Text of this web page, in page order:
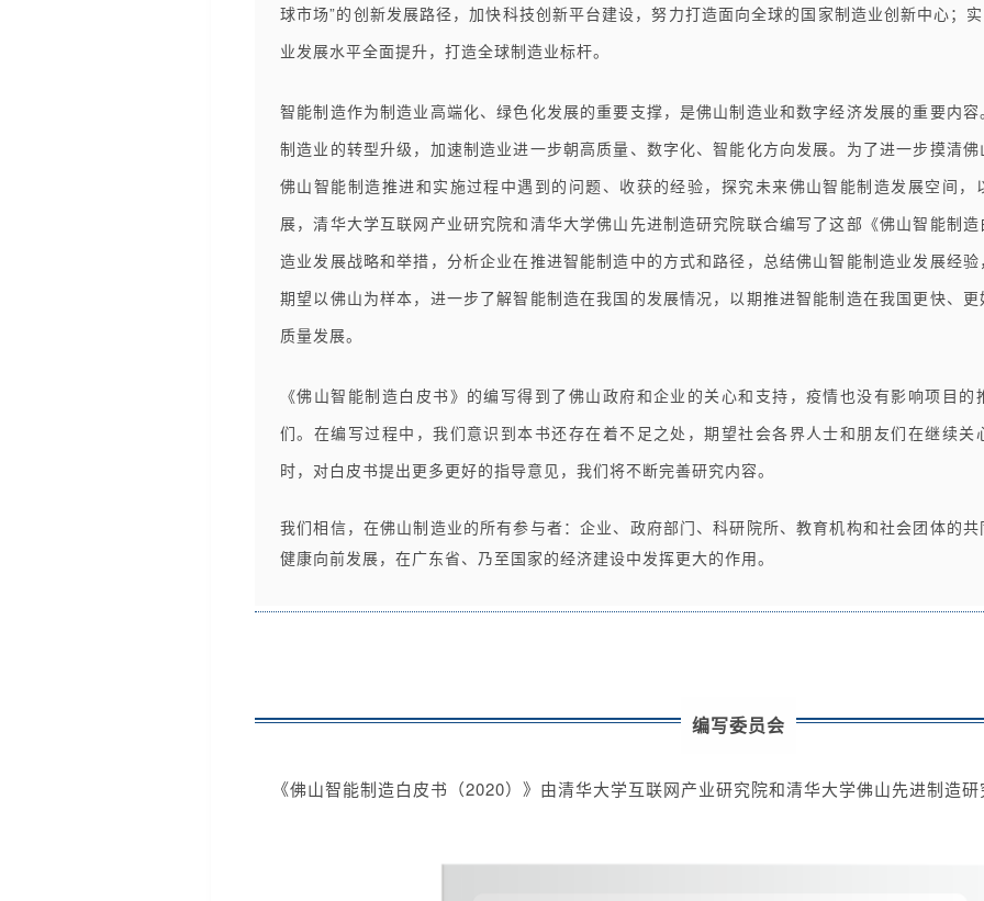
球市场”的创新发展路径，加快科技创新平台建设，努力打造面向全球的国家制造业创新中心；
业发展水平全面提升，打造全球制造业标杆。
智能制造作为制造业高端化、绿色化发展的重要支撑，是佛山制造业和数字经济发展的重要内
制造业的转型升级，加速制造业进一步朝高质量、数字化、智能化方向发展。为了进一步摸清
佛山智能制造推进和实施过程中遇到的问题、收获的经验，探究未来佛山智能制造发展空间，
展，清华大学互联网产业研究院和清华大学佛山先进制造研究院联合编写了这部《佛山智能制
造业发展战略和举措，分析企业在推进智能制造中的方式和路径，总结佛山智能制造业发展经
期望以佛山为样本，进一步了解智能制造在我国的发展情况，以期推进智能制造在我国更快、
质量发展。
《佛山智能制造白皮书》的编写得到了佛山政府和企业的关心和支持，疫情也没有影响项目
们。在编写过程中，我们意识到本书还存在着不足之处，期望社会各界人士和朋友们在继续关
时，对白皮书提出更多更好的指导意见，我们将不断完善研究内容。
我们相信，在佛山制造业的所有参与者：企业、政府部门、科研院所、教育机构和社会团体的
健康向前发展，在广东省、乃至国家的经济建设中发挥更大的作用。
编写委员会
《佛山智能制造白皮书（2020）》由清华大学互联网产业研究院和清华大学佛山先进制造研